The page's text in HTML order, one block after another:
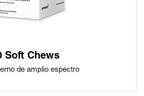
Soft Chews
de amplio espectro